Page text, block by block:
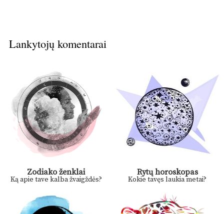
Lankytojų komentarai
Zodiako ženklai
Ką apie tave kalba žvaigždės?
Rytų horoskopas
Kokie tavęs laukia metai?